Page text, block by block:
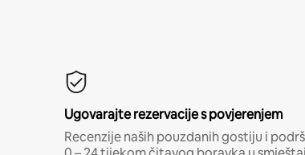
Ugovarajte rezervacije s povjerenjem
Recenzije naših pouzdanih gostiju i